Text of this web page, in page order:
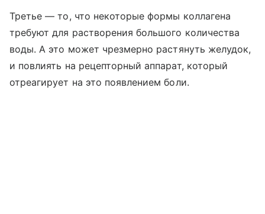
Третье — то, что некоторые формы коллагена
требуют для растворения большого количества
воды. А это может чрезмерно растянуть желудок,
и повлиять на рецепторный аппарат, который
отреагирует на это появлением боли.